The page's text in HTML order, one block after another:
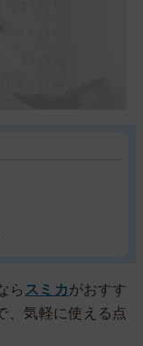
ら スミカがおすす
、気軽に使える点